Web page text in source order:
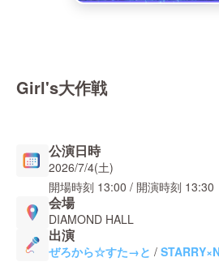
Girl's大作戦
公演日時
2026/7/4(土)
開場時刻 13:00 / 開演時刻 13:30
会場
DIAMOND HALL
出演
ぜろから☆すた→と /